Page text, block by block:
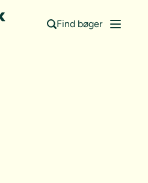
Find bøger